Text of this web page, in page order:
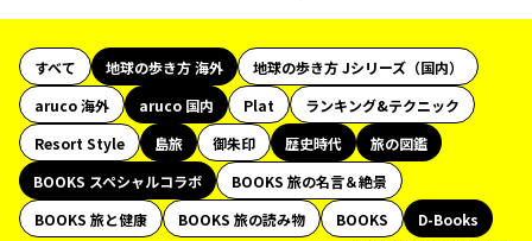
すべて 地球の歩き方 海外
地球の歩き方 Jシリーズ（国内）
aruco 海外
aruco 国内 Plat
ランキング&テクニック
Resort Style
島旅 御朱印 歴史時代
旅の図鑑
BOOKS スペシャルコラボ
BOOKS 旅の名言＆絶景
BOOKS 旅と健康
BOOKS 旅の読み物 BOOKS
D-Books